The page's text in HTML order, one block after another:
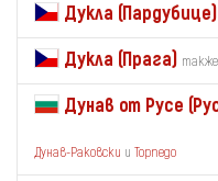
Дукла (Пардубице)
Дукла (Прага)
Дунав от Русе
Дунав-Раковски и Торпедо